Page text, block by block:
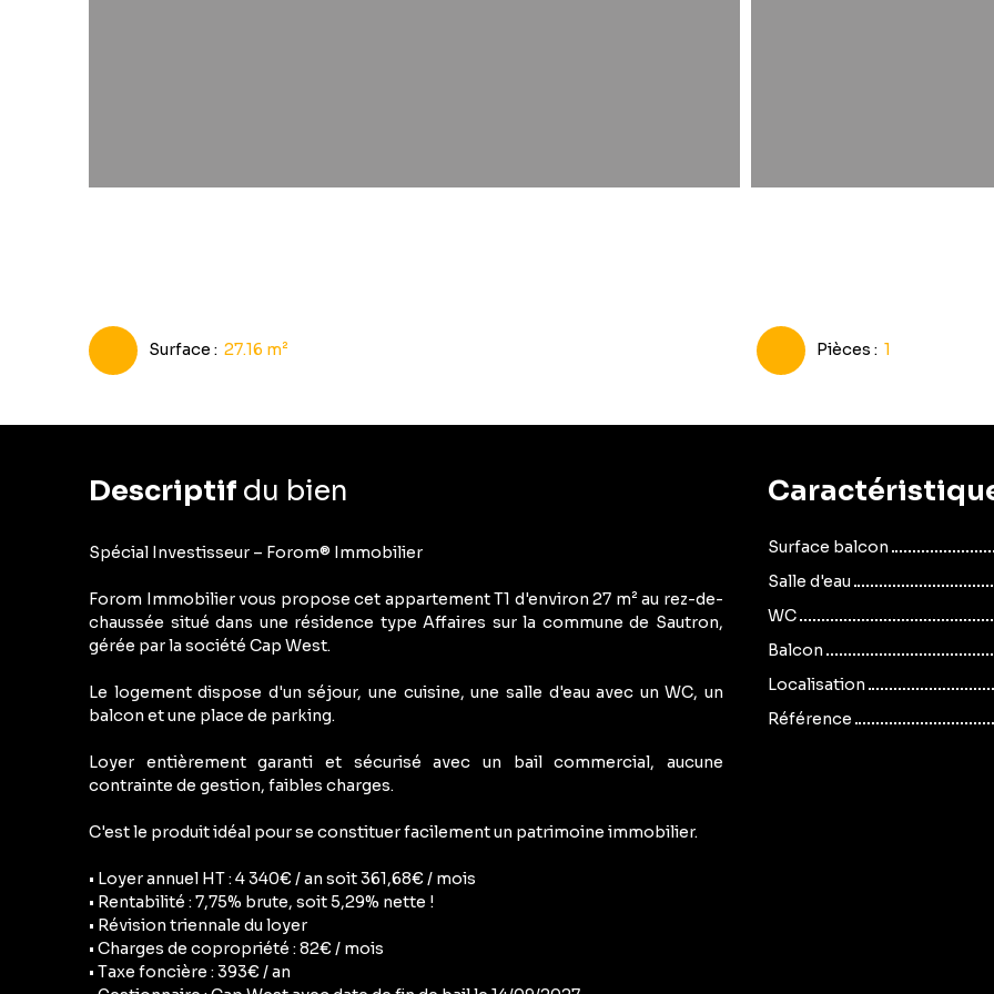
Surface : 27.16 m² Pièces : 1
Descriptif du bien
Spécial Investisseur – Forom® Immobilier
Forom Immobilier vous propose cet appartement T1 d'environ 27 m² au rez-de-
chaussée situé dans une résidence type Affaires sur la commune de Sautron,
gérée par la société Cap West.
Le logement dispose d'un séjour, une cuisine, une salle d'eau avec un WC, un
balcon et une place de parking.
Loyer entièrement garanti et sécurisé avec un bail commercial, aucune
contrainte de gestion, faibles charges.
C'est le produit idéal pour se constituer facilement un patrimoine immobilier.
• Loyer annuel HT : 4 340€ / an soit 361,68€ / mois
• Rentabilité : 7,75% brute, soit 5,29% nette !
• Révision triennale du loyer
• Charges de copropriété : 82€ / mois
• Taxe foncière : 393€ / an
Surface balcon
Salle d'eau
WC
Balcon
Localisation
Référence